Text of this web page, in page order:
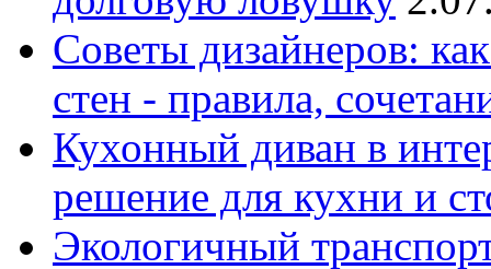
Советы дизайнеров:
стен - правила,
Кухонный диван в
решение для кухни и
Экологичный